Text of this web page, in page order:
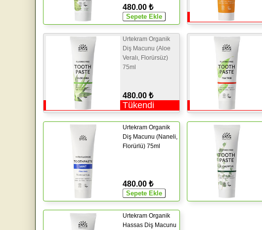
480.00 ₺
Urtekram Organik
Diş Macunu (Aloe
Veralı, Florürsüz)
75ml
480.00 ₺
Tükendi
Urtekram Organik
Diş Macunu (Naneli,
Florürlü) 75ml
480.00 ₺
Urtekram Organik
Hassas Diş Macunu